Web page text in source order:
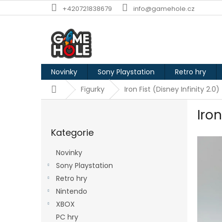
na
+420721838679 info@gamehole.cz
Novinky Sony Playstation Retro hry
DomůFigurky Iron Fist (Disney Infinity 2.0)
kategorie
Kategorie
Novinky
Sony Playstation
Retro hry
Nintendo
XBOX
PC hry